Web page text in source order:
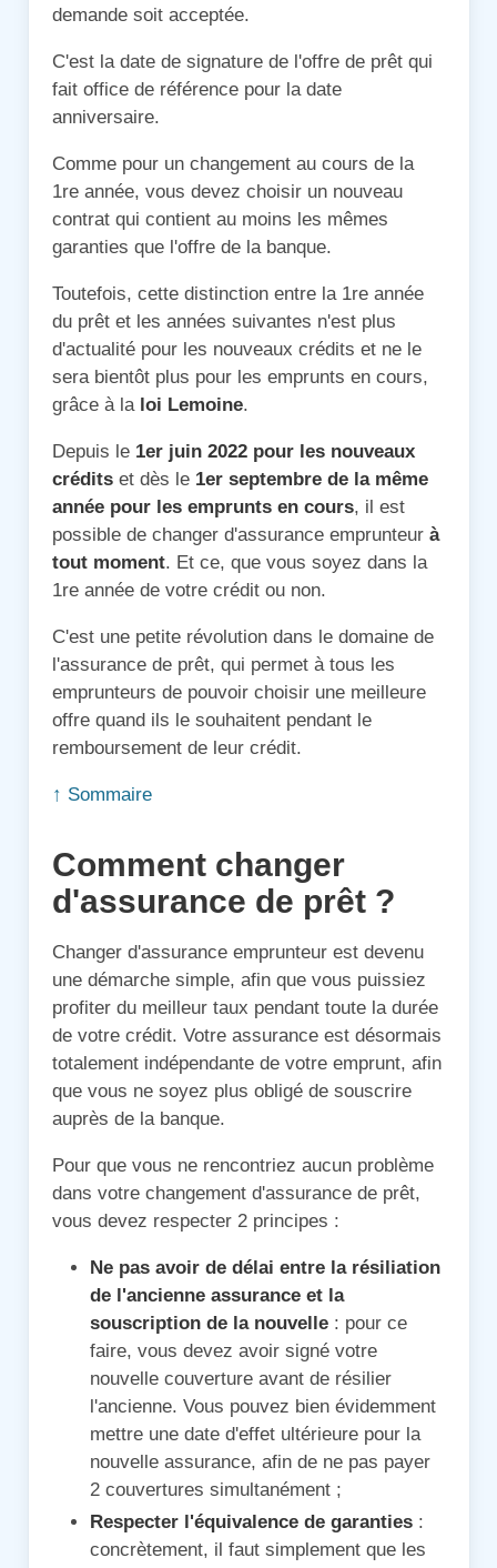
demande soit acceptée.
C'est la date de signature de l'offre de prêt qui
fait office de référence pour la date
anniversaire.
Comme pour un changement au cours de la
1re année, vous devez choisir un nouveau
contrat qui contient au moins les mêmes
garanties que l'offre de la banque.
Toutefois, cette distinction entre la 1re année
du prêt et les années suivantes n'est plus
d'actualité pour les nouveaux crédits et ne le
sera bientôt plus pour les emprunts en cours,
grâce à laloi Lemoine.
Depuis le 1er juin 2022 pour les nouveaux
créditset dès le 1er septembre de la même
année pour les emprunts en cours, il est
possible de changer d'assurance emprunteur à
tout moment. Et ce, que vous soyez dans la
1re année de votre crédit ou non.
C'est une petite révolution dans le domaine de
l'assurance de prêt, qui permet à tous les
emprunteurs de pouvoir choisir une meilleure
offre quand ils le souhaitent pendant le
remboursement de leur crédit.
↑ Sommaire
Comment changer
d'assurance de prêt ?
Changer d'assurance emprunteur est devenu
une démarche simple, afin que vous puissiez
profiter du meilleur taux pendant toute la durée
de votre crédit. Votre assurance est désormais
totalement indépendante de votre emprunt, afin
que vous ne soyez plus obligé de souscrire
auprès de la banque.
Pour que vous ne rencontriez aucun problème
dans votre changement d'assurance de prêt,
vous devez respecter 2 principes :
Ne pas avoir de délai entre la résiliation
de l'ancienne assurance et la
souscription de la nouvelle: pour ce
faire, vous devez avoir signé votre
nouvelle couverture avant de résilier
l'ancienne. Vous pouvez bien évidemment
mettre une date d'effet ultérieure pour la
nouvelle assurance, afin de ne pas payer
2 couvertures simultanément ;
Respecter l'équivalence de garanties:
concrètement, il faut simplement que les